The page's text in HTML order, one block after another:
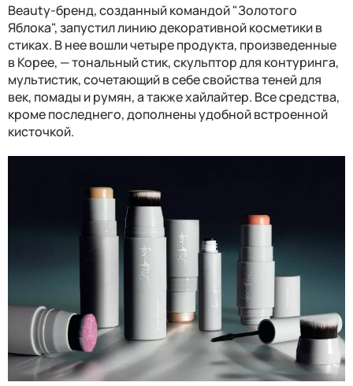
Beauty-бренд, созданный командой "Золотого
Яблока", запустил линию декоративной косметики в
стиках. В нее вошли четыре продукта, произведенные
в Корее, — тональный стик, скульптор для контуринга,
мультистик, сочетающий в себе свойства теней для
век, помады и румян, а также хайлайтер. Все средства,
кроме последнего, дополнены удобной встроенной
кисточкой.